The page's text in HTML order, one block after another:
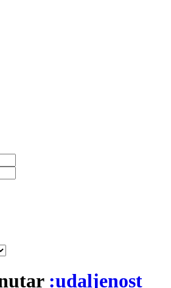
:udaljenost